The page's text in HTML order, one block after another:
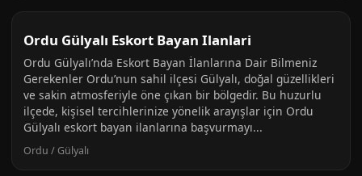
Ordu Gülyalı Eskort Bayan Ilanlari
Ordu Gülyalı’nda Eskort Bayan İlanlarına Dair Bilmeniz
Gerekenler Ordu’nun sahil ilçesi Gülyalı, doğal güzellikleri
ve sakin atmosferiyle öne çıkan bir bölgedir. Bu huzurlu
ilçede, kişisel tercihlerinize yönelik arayışlar için Ordu
Gülyalı eskort bayan ilanlarına başvurmayı...
Ordu / Gülyalı